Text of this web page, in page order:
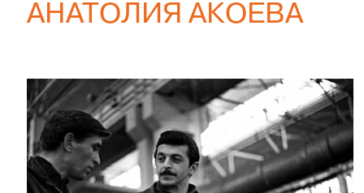
АНАТОЛИЯ АКОЕВА